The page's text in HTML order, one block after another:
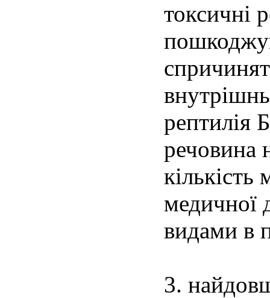
токсичні
рептилія
речовина
медичної
видами в
3.